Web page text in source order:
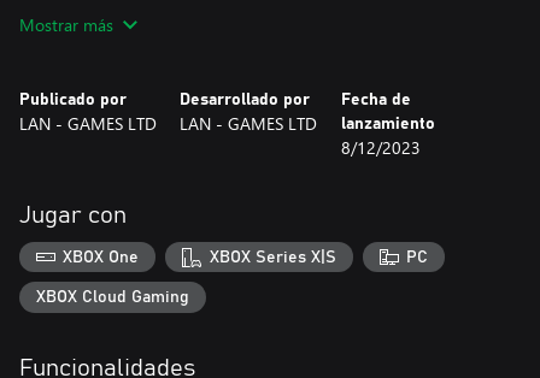
una o dos bolsas de letras, con o sin diccionario de ayuda y
muchos otros.
También puedes personalizar el color del tablero y los diseños de
Buena suerte.
Mostrar más
Publicado por
LAN - GAMES LTD
Desarrollado por
LAN - GAMES LTD
Fecha de
lanzamiento
8/12/2023
Jugar con
XBOX One XBOX Series X|S PC
XBOX Cloud Gaming
Funcionalidades